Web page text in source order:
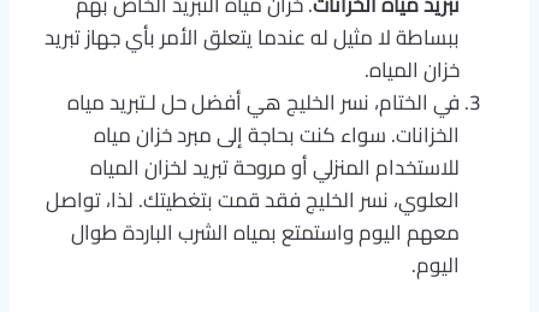
ببساطة لا مثيل له عندما يتعلق الأمر بأي جهاز تبريد
خزان المياه.
في الختام، نسر الخليج هي أفضل حل لـتبريد مياه
الخزانات. سواء كنت بحاجة إلى مبرد خزان مياه
للاستخدام المنزلي أو مروحة تبريد لخزان المياه
العلوي، نسر الخليج فقد قمت بتغطيتك. لذا، تواصل
معهم اليوم واستمتع بمياه الشرب الباردة طوال
اليوم.